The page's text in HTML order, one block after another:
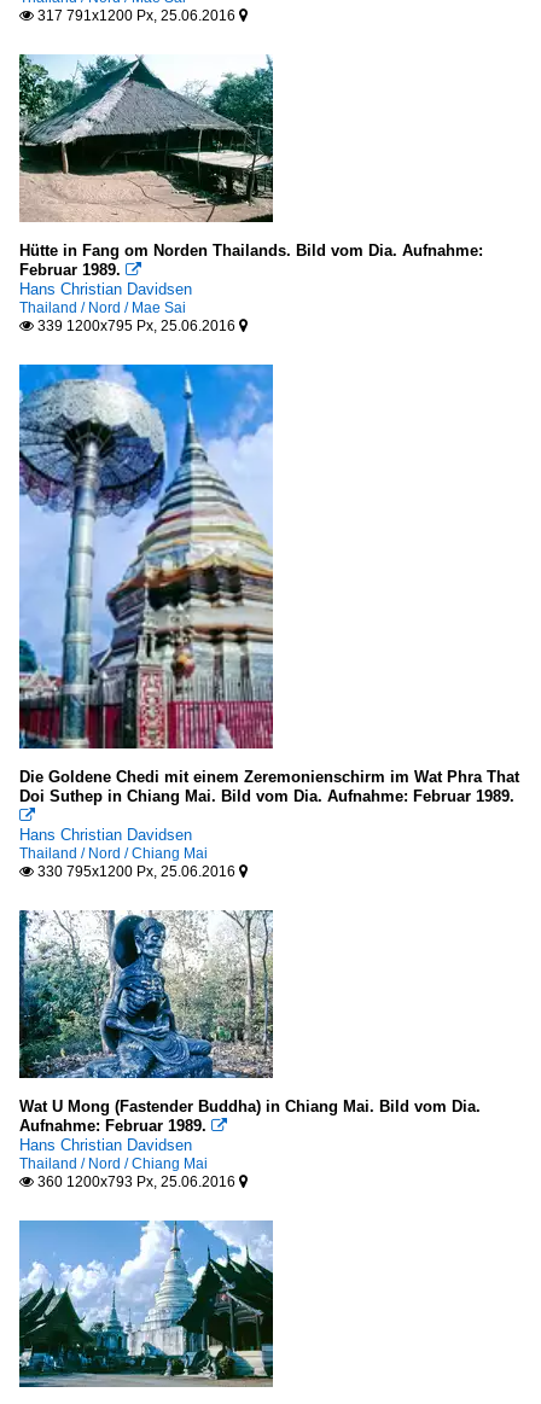
 317 791x1200 Px, 25.06.2016 
Hütte in Fang om Norden Thailands. Bild vom Dia. Aufnahme:
Februar 1989. 
Hans Christian Davidsen
Thailand / Nord / Mae Sai
 339 1200x795 Px, 25.06.2016 
Die Goldene Chedi mit einem Zeremonienschirm im Wat Phra That
Doi Suthep in Chiang Mai. Bild vom Dia. Aufnahme: Februar 1989.

Hans Christian Davidsen
Thailand / Nord / Chiang Mai
 330 795x1200 Px, 25.06.2016 
Wat U Mong (Fastender Buddha) in Chiang Mai. Bild vom Dia.
Aufnahme: Februar 1989. 
Hans Christian Davidsen
Thailand / Nord / Chiang Mai
 360 1200x793 Px, 25.06.2016 